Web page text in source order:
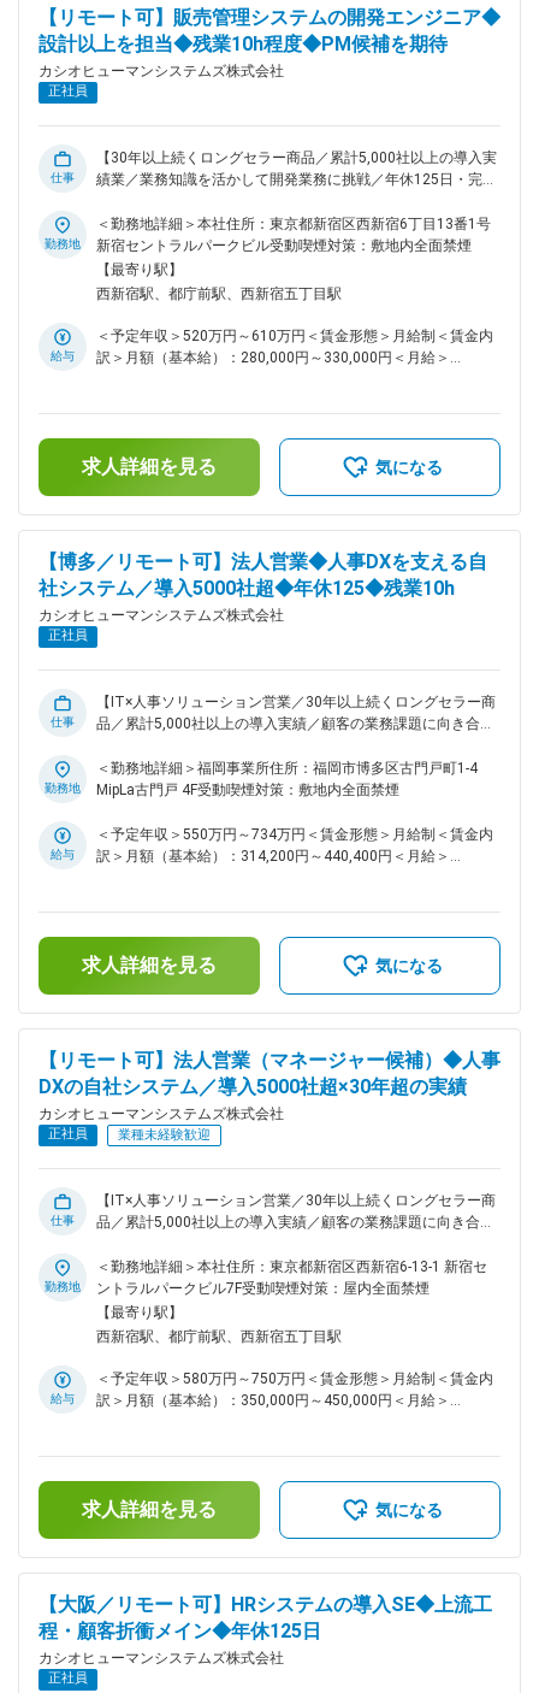
案や改善に集中できます。 ■ 対象顧客／魅力 製造業・小売業
などの中小企業経営者が主なクライアントです。 現場感覚に
寄り添った支援が求められるため、日々の対話や信頼関係が活
きる仕事です。 中小企業の経営課題に深く入り込み、伴走し
ー体制も充実しています。 ■ 働きやすさ 年間休日125日、完
全週休2日制（土日祝）。 週2日程度のリモートワークや直行
ます。 無理なくプライベートの時間を確保しながら、着実に
成長できる職場環境です。 ■ この仕事の魅力 中小企業の現場
課題に寄り添い、業務にフィットしたシステム導入を支援しま
す。 顧客との対話を通じて運用設計や改善提案を行い、“頼ら
【リモート可】販売管理システムの開発エンジニア◆
設計以上を担当◆残業10h程度◆PM候補を期待
カシオヒューマンシステムズ株式会社
正社員
仕事
【30年以上続くロングセラー商品／累計5,000社以上の導入実
績業／業務知識を活かして開発業務に挑戦／年休125日・完全
募集背景： 業務支援システムの開発に特化してきたカシオヒ
ューマンシステムズ。30年以上にわたり販売・会計・人事な
どの業務支援に特化したプロダクト群を展開してきました。今
後の開発体制強化を目的に、販売管理システムの開発をリード
「EX販売管理」など業務支援系システムの開発業務全般を担
っていただきます。 顧客と直接やり取りすることはなく、社
社内では要件定義・基本設計・仕様策定・進行管理といった上
流工程を担っていただきます。 ＜具体＞ ・業務要件に応じた
システムのカスタマイズ・仕様策定 ・営業・企画部門と連携
した機能改善の要件定義・設計 ・開発パートナーへの仕様共
リーダー、メンバーという階層構成。部門間の距離が近く、意
見交換がしやすい環境です。 ■職場環境・制度 ・完全週休2日
制（土日祝）／年間休日127日 ・週2～3日程度の在宅勤務も
可能 ・残業は月10時間程度（リリース前後で変動あり） ■企
業概要： 社は人事ソリューション・健康保険組合ソリューシ
るよう、人事管理、人財活用、健康支援など様々な面から、企
業の資産である「人」をサポートしています。
勤務地
＜勤務地詳細＞本社住所：東京都新宿区西新宿6丁目13番1号
新宿セントラルパークビル受動喫煙対策：敷地内全面禁煙
【最寄り駅】
西新宿駅、都庁前駅、西新宿五丁目駅
給与
＜予定年収＞520万円～610万円＜賃金形態＞月給制＜賃金内
訳＞月額（基本給）：280,000円～330,000円＜月給＞
与：年2回（6月・12月）賃金はあくまでも目安の金額であ
り、選考を通じて上下する可能性があります。月給(月額)は固
定手当を含めた表記です。
求人詳細を見る 気になる
【博多／リモート可】法人営業◆人事DXを支える自
社システム／導入5000社超◆年休125◆残業10h
カシオヒューマンシステムズ株式会社
正社員
仕事
【IT×人事ソリューション営業／30年以上続くロングセラー商
品／累計5,000社以上の導入実績／顧客の業務課題に向き合う
務のIT化を通じて、企業の働きやすさを支援する当社。自社開
発の人事業務支援システムを軸に、全国5,000社以上の企業の
根ざした顧客支援とチームづくりを担う営業ポジションを募集
します。プレイングメンバーとして顧客対応に携わりながら、
「Hito-Compass」を活用した最適なソリューションを提案し
ます。1人あたり約20社を担当し、導入後の活用支援や改善提
案まで一貫して行います。既存顧客対応が中心ではあります
る方を歓迎します。 ＜主な業務＞ ・新規開拓営業 ・企業課題
のヒアリングとシステム提案 ・デモンストレーション・提案
書作成 ・見積・契約対応、導入スケジュール調整 ・導入後フ
ォロー、活用提案 ■働き方 商談は訪問・Webのハイブリッドス
タイル。社用車貸与・直行直帰OKで柔軟に働けます。 週1～2
日の在宅勤務が可能で、残業は月10時間前後。完全週休2日
す。 ■キャリア・魅力 ・地域密着型の顧客支援で、腰を据え
て関係構築ができる ・自社製品を扱うため、導入後の成果ま
や動き方を組み立てながら働ける ・個社ごとにカスタマイズ
できるオンプレミス商材により、幅広い提案が可能 ■企業概要
カシオヒューマンシステムズ株式会社は、30年以上にわたり
カシオ計算機グループの一員として、人事・給与・勤怠管理を
性向上」を支えてきました。2025年6月よりカシオグループか
ら独立して新たなスタートを切り、今後は人事DXの進化と地
勤務地
＜勤務地詳細＞福岡事業所住所：福岡市博多区古門戸町1-4
MipLa古門戸 4F受動喫煙対策：敷地内全面禁煙
給与
＜予定年収＞550万円～734万円＜賃金形態＞月給制＜賃金内
訳＞月額（基本給）：314,200円～440,400円＜月給＞
額であり、選考を通じて上下する可能性があります。月給(月
額)は固定手当を含めた表記です。
求人詳細を見る 気になる
【リモート可】法人営業（マネージャー候補）◆人事
DXの自社システム／導入5000社超×30年超の実績
カシオヒューマンシステムズ株式会社
正社員 業種未経験歓迎
仕事
【IT×人事ソリューション営業／30年以上続くロングセラー商
品／累計5,000社以上の導入実績／顧客の業務課題に向き合う
事業拡大と組織強化に向け、顧客に寄り添いながら課題解決を
楽しめる営業メンバーを募集します。 ■業務概要 中堅・大手
企業の人事部門を中心に、業務課題やニーズを丁寧にヒアリン
グし、自社パッケージソフト、SaaSサービスを活用した最適
均約20社の既存顧客対応をしながら、プレイングマネージャ
ーとして、チームマネジメントをしていただきます。今後は新
ント業務】 ・営業マネージャーとしてのチーム運営、営業KPI
の進捗確認と推進/報告 ・メンバーの商談の作戦立案、支援、
成約に向けたマネジメント 【顧客担当業務】 ・担当顧客への
ヒアリングと業務内容の把握 ・課題に応じたシステム提案お
後のフォローアップや運用提案 など ■働き方 商談は訪問が
中心ですが、臨機応変にWebミーティングも活用しながら行っ
ています。週2日までリモートワークが可能で、直行直帰と組
み合わせて柔軟に働くことが可能です。残業は業務の状況にも
よりますが、月20～30時間程度。 ■魅力／キャリア 2025年6
勤務地
＜勤務地詳細＞本社住所：東京都新宿区西新宿6-13-1 新宿セ
ントラルパークビル7F受動喫煙対策：屋内全面禁煙
【最寄り駅】
西新宿駅、都庁前駅、西新宿五丁目駅
給与
＜予定年収＞580万円～750万円＜賃金形態＞月給制＜賃金内
訳＞月額（基本給）：350,000円～450,000円＜月給＞
与：年2回（6月・12月）賃金はあくまでも目安の金額であ
り、選考を通じて上下する可能性があります。月給(月額)は固
定手当を含めた表記です。
求人詳細を見る 気になる
【大阪／リモート可】HRシステムの導入SE◆上流工
程・顧客折衝メイン◆年休125日
カシオヒューマンシステムズ株式会社
正社員